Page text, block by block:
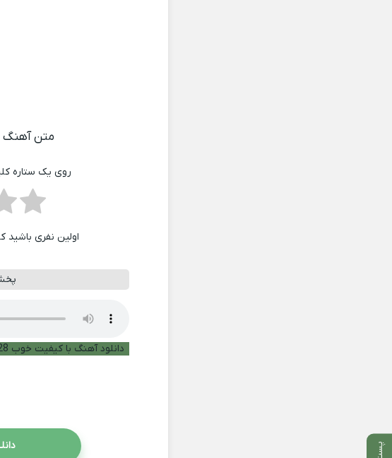
متن آهنگ
روی یک ستاره
اولین نفری باشید
دانلود آهنگ با کیفیت خوب 128